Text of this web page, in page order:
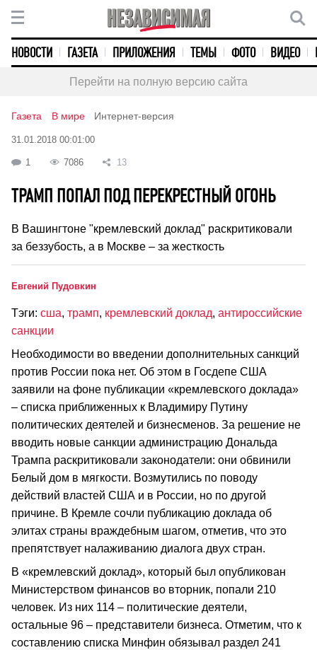
НОВОСТИ ГАЗЕТА ПРИЛОЖЕНИЯ ТЕМЫ ФОТО ВИДЕО
Перейти на полную версию сайта
Газета В мире Интернет-версия
31.01.2018 00:01:00
1 7086 13
ТРАМП ПОПАЛ ПОД ПЕРЕКРЕСТНЫЙ ОГОНЬ
В Вашингтоне "кремлевский доклад" раскритиковали
за беззубость, а в Москве – за жесткость
Евгений Пудовкин
Тэги: сша, трамп, кремлевский доклад, антироссийские
санкции
Необходимости во введении дополнительных санкций
против России пока нет. Об этом в Госдепе США
заявили на фоне публикации «кремлевского доклада»
– списка приближенных к Владимиру Путину
политических деятелей и бизнесменов. За решение не
вводить новые санкции администрацию Дональда
Трампа раскритиковали законодатели: они обвинили
Белый дом в мягкости. Возмутились по поводу
действий властей США и в России, но по другой
причине. В Кремле сочли публикацию доклада об
элитах страны враждебным шагом, отметив, что это
препятствует налаживанию диалога двух стран.
В «кремлевский доклад», который был опубликован
Министерством финансов во вторник, попали 210
человек. Из них 114 – политические деятели,
остальные 96 – представители бизнеса. Отметим, что к
составлению списка Минфин обязывал раздел 241